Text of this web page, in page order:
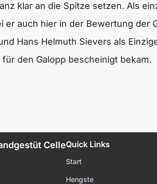
klar an die Spitze setzen. Als
er auch hier in der Bewertung der
Hans Helmuth Sievers als
den Galopp bescheinigt bekam.
CelleQuick Links
Start
Hengste